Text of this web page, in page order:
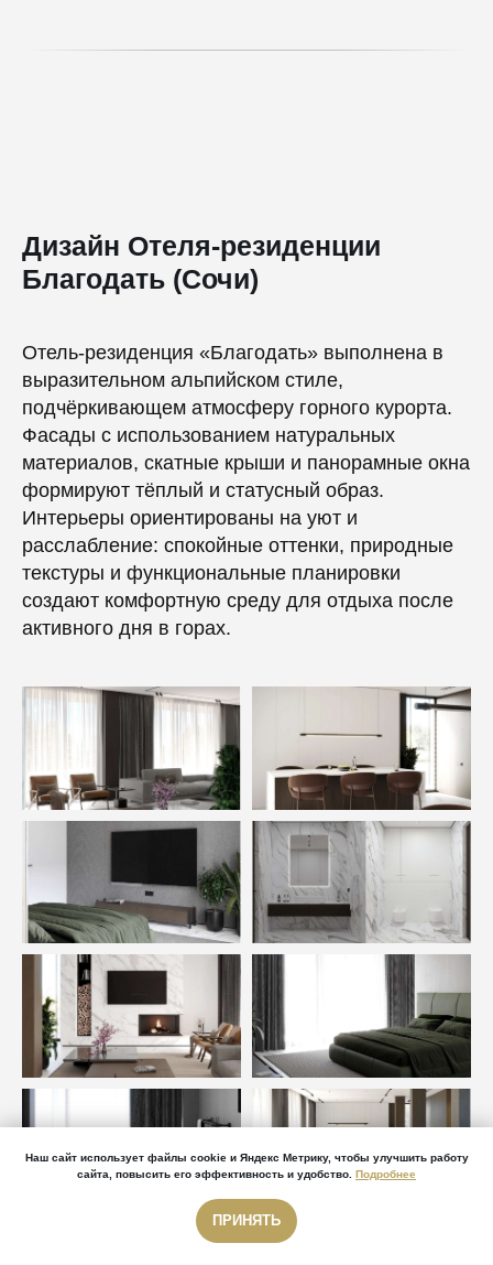
Дизайн Отеля-резиденции
Благодать (Сочи)
Отель-резиденция «Благодать» выполнена в
выразительном альпийском стиле,
подчёркивающем атмосферу горного курорта.
Фасады с использованием натуральных
материалов, скатные крыши и панорамные окна
формируют тёплый и статусный образ.
Интерьеры ориентированы на уют и
расслабление: спокойные оттенки, природные
текстуры и функциональные планировки
создают комфортную среду для отдыха после
активного дня в горах.
Звонок бесплатный
Наш сайт использует файлы cookie и Яндекс Метрику, чтобы улучшить работу
сайта, повысить его эффективность и удобство. Подробнее
ПРИНЯТЬ